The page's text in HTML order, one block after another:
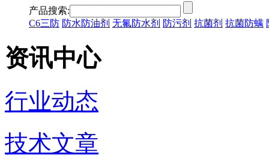
产品搜索:
C6三防 防水防油剂 无氟防水剂 防污剂 抗菌剂 抗菌防螨
资讯中心
行业动态
技术文章